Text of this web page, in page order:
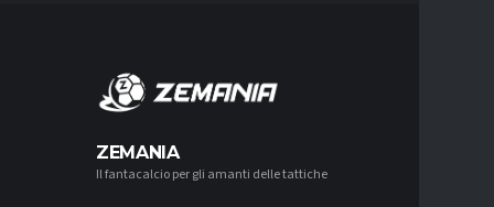
ZEMANIA
Il fantacalcio per gli amanti delle tattiche